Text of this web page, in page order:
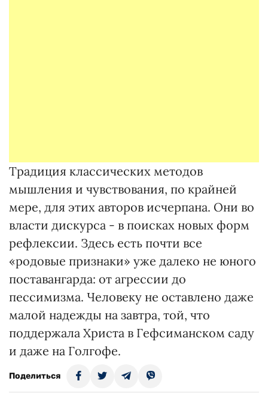
Традиция классических методов
мышления и чувствования, по крайней
мере, для этих авторов исчерпана. Они во
власти дискурса - в поисках новых форм
рефлексии. Здесь есть почти все
«родовые признаки» уже далеко не юного
поставангарда: от агрессии до
пессимизма. Человеку не оставлено даже
малой надежды на завтра, той, что
поддержала Христа в Гефсиманском саду
и даже на Голгофе.
Поделиться